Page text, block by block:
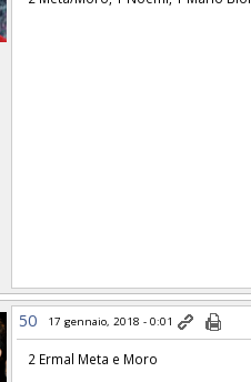
50 17 gennaio, 2018 - 0:01
2 Ermal Meta e Moro